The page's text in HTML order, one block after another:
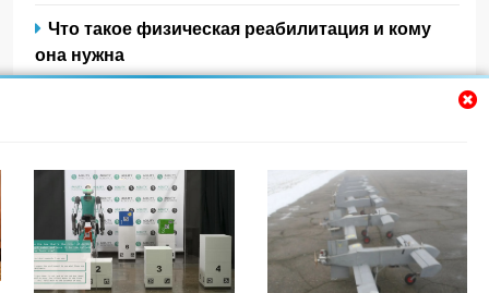
Что такое физическая реабилитация и кому
она нужна
Як не можна заряджати телефон, щоб не
вбити батарею
Навчився розуміти команди на людській мові
робот-андроїд Agility Digit